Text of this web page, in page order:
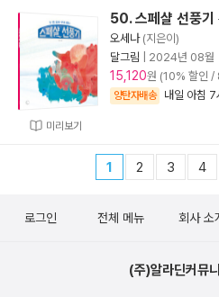
미리보기
50. 스페샬 선풍기
오세나(지은이)
달그림
2024년 08월
15,120원 (10% 할인 /
양탄자배송 내일 아침 7
1 2 3 4
로그인 전체 메뉴 회사 소
(주)알라딘커뮤